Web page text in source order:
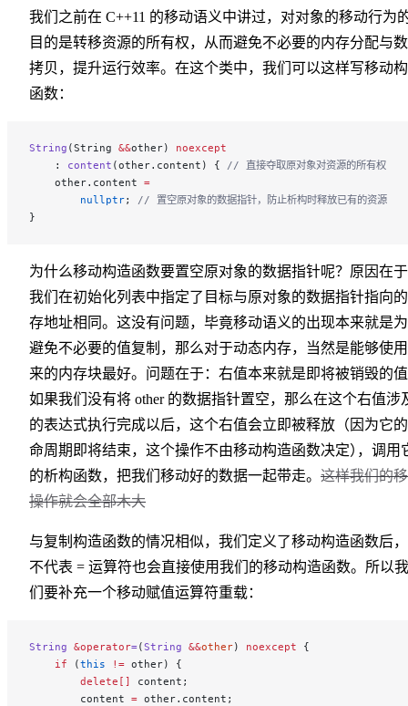
我们之前在 C++11 的移动语义中讲过，对对象的移动行为
目的是转移资源的所有权，从而避免不必要的内存分配与
拷贝，提升运行效率。在这个类中，我们可以这样写移动
函数：
String (String &&other) noexcept
    :
content (other.content) { // 直接夺取原对象对资源的所有权
    other.content
=
        nullptr
;
// 置空原对象的数据指针，防止析构时释放已有的资源
}
为什么移动构造函数要置空原对象的数据指针呢？原因在
我们在初始化列表中指定了目标与原对象的数据指针指向
存地址相同。这没有问题，毕竟移动语义的出现本来就是
避免不必要的值复制，那么对于动态内存，当然是能够使
来的内存块最好。问题在于：右值本来就是即将被销毁的
如果我们没有将 other 的数据指针置空，那么在这个右值涉
的表达式执行完成以后，这个右值会立即被释放（因为它
命周期即将结束，这个操作不由移动构造函数决定）， 调用
的析构函数，把我们移动好的数据一起带走。 这样我们的
操作就会全部木大
与复制构造函数的情况相似，我们定义了移动构造函数后
不代表 = 运算符也会直接使用我们的移动构造函数。所以我
们要补充一个移动赋值运算符重载：
String &operator=(String &&other) noexcept {
    if
(this != other) {
        delete[]
content;
        content
= other.content;